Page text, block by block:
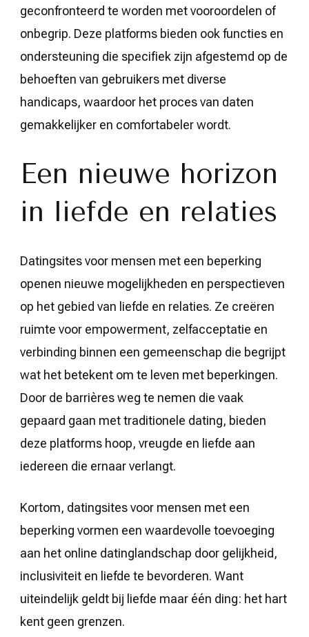
geconfronteerd te worden met vooroordelen of
onbegrip. Deze platforms bieden ook functies en
ondersteuning die specifiek zijn afgestemd op de
behoeften van gebruikers met diverse
handicaps, waardoor het proces van daten
gemakkelijker en comfortabeler wordt.
Een nieuwe horizon
in liefde en relaties
Datingsites voor mensen met een beperking
openen nieuwe mogelijkheden en perspectieven
op het gebied van liefde en relaties. Ze creëren
ruimte voor empowerment, zelfacceptatie en
verbinding binnen een gemeenschap die begrijpt
wat het betekent om te leven met beperkingen.
Door de barrières weg te nemen die vaak
gepaard gaan met traditionele dating, bieden
deze platforms hoop, vreugde en liefde aan
iedereen die ernaar verlangt.
Kortom, datingsites voor mensen met een
beperking vormen een waardevolle toevoeging
aan het online datinglandschap door gelijkheid,
inclusiviteit en liefde te bevorderen. Want
uiteindelijk geldt bij liefde maar één ding: het hart
kent geen grenzen.